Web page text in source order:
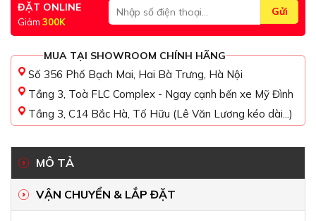
ĐẶT ONLINE
Giảm 300K
MUA TẠI SHOWROOM CHÍNH HÃNG
Số 356 Phố Bạch Mai, Hai Bà Trưng, Hà Nội
Tầng 3, Toà FLC Complex - Ngay cạnh bến xe Mỹ Đình
Tầng 3, C14 Bắc Hà, Tố Hữu (Lê Văn Lương kéo dài...)
MÔ TẢ
VẬN CHUYỂN & LẮP ĐẶT